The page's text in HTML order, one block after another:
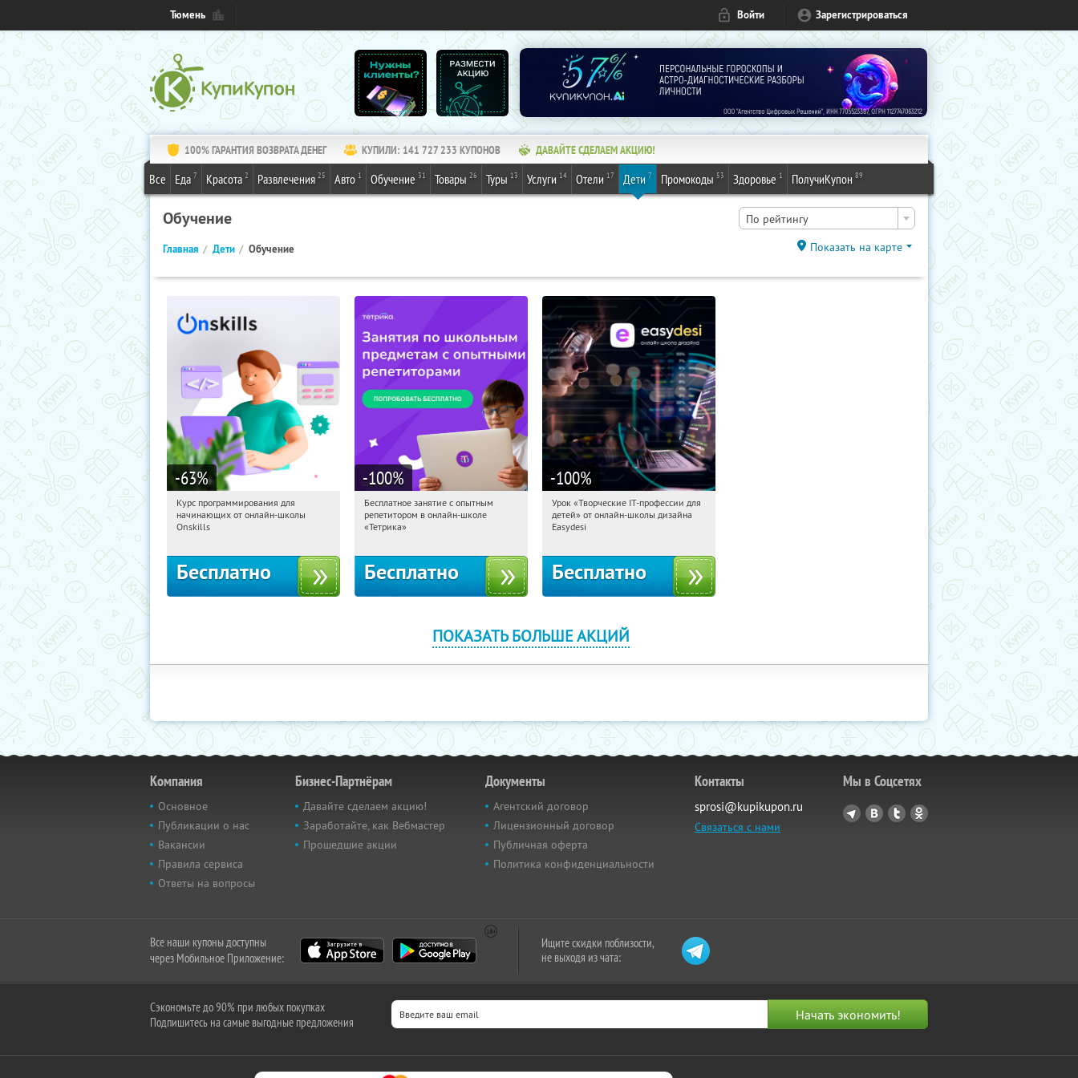
Тюмень Войти Зарегистрироваться
100% ГАРАНТИЯ ВОЗВРАТА ДЕНЕГ КУПИЛИ: 141 727 233 КУПОНОВ ДАВАЙТЕ СДЕЛАЕМ АКЦИЮ!
Все Еда 7 Красота 2 Развлечения 25 Авто 1 Обучение 31 Товары 26 Туры 13 Услуги 14 Отели 17 Дети 7 Промокоды 53 Здоровье 1 ПолучиКупон 89
Обучение По рейтингу
Главная Дети Обучение Показать на карте
-63%
10:47:29 Получили:
Россия
Курс программирования для
начинающих от онлайн-школы
Onskills
Бесплатно
-100%
10:47:29 Получили:
Москва, Россия
Бесплатное занятие с опытным
репетитором в онлайн-школе
«Тетрика»
Бесплатно
-100%
10:47:29 Получили:53
Россия
Урок «Творческие IT-профессии для
детей» от онлайн-школы дизайна
Easydesi
Бесплатно
ПОКАЗАТЬ БОЛЬШЕ АКЦИЙ
Компания
Основное
Публикации о нас
Вакансии
Правила сервиса
Ответы на вопросы
Бизнес-Партнёрам
Давайте сделаем акцию!
Заработайте, как Вебмастер
Прошедшие акции
Документы
Агентский договор
Лицензионный договор
Публичная оферта
Политика конфиденциальности
Контакты
sprosi@kupikupon.ru
Связаться с нами
Мы в Соцсетях
Все наши купоны доступны
через Мобильное Приложение:
Ищите скидки поблизости,
не выходя из чата:
Сэкономьте до 90% при любых покупках
Подпишитесь на самые выгодные предложения